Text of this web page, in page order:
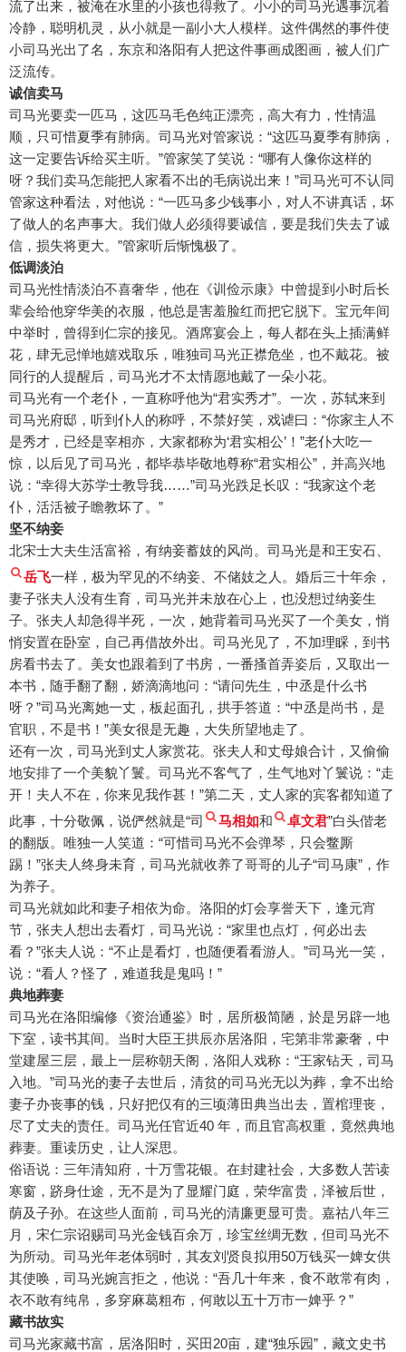
流了出来，被淹在水里的小孩也得救了。小小的司马光遇事沉着
冷静，聪明机灵，从小就是一副小大人模样。这件偶然的事件使
小司马光出了名，东京和洛阳有人把这件事画成图画，被人们广
泛流传。
诚信卖马
司马光要卖一匹马，这匹马毛色纯正漂亮，高大有力，性情温
顺，只可惜夏季有肺病。司马光对管家说：“这匹马夏季有肺病，
这一定要告诉给买主听。”管家笑了笑说：“哪有人像你这样的
呀？我们卖马怎能把人家看不出的毛病说出来！”司马光可不认同
管家这种看法，对他说：“一匹马多少钱事小，对人不讲真话，坏
了做人的名声事大。我们做人必须得要诚信，要是我们失去了诚
信，损失将更大。”管家听后惭愧极了。
低调淡泊
司马光性情淡泊不喜奢华，他在《训俭示康》中曾提到小时后长
辈会给他穿华美的衣服，他总是害羞脸红而把它脱下。宝元年间
中举时，曾得到仁宗的接见。酒席宴会上，每人都在头上插满鲜
花，肆无忌惮地嬉戏取乐，唯独司马光正襟危坐，也不戴花。被
同行的人提醒后，司马光才不太情愿地戴了一朵小花。
司马光有一个老仆，一直称呼他为“君实秀才”。一次，苏轼来到
司马光府邸，听到仆人的称呼，不禁好笑，戏谑曰：“你家主人不
是秀才，已经是宰相亦，大家都称为‘君实相公’！”老仆大吃一
惊，以后见了司马光，都毕恭毕敬地尊称“君实相公”，并高兴地
说：“幸得大苏学士教导我……”司马光跌足长叹：“我家这个老
仆，活活被子瞻教坏了。”
坚不纳妾
北宋士大夫生活富裕，有纳妾蓄妓的风尚。司马光是和王安石、
岳飞一样，极为罕见的不纳妾、不储妓之人。婚后三十年余，
妻子张夫人没有生育，司马光并未放在心上，也没想过纳妾生
子。张夫人却急得半死，一次，她背着司马光买了一个美女，悄
悄安置在卧室，自己再借故外出。司马光见了，不加理睬，到书
房看书去了。美女也跟着到了书房，一番搔首弄姿后，又取出一
本书，随手翻了翻，娇滴滴地问：“请问先生，中丞是什么书
呀？”司马光离她一丈，板起面孔，拱手答道：“中丞是尚书，是
官职，不是书！”美女很是无趣，大失所望地走了。
还有一次，司马光到丈人家赏花。张夫人和丈母娘合计，又偷偷
地安排了一个美貌丫鬟。司马光不客气了，生气地对丫鬟说：“走
开！夫人不在，你来见我作甚！”第二天，丈人家的宾客都知道了
此事，十分敬佩，说俨然就是“司
马相如和 卓文君”白头偕老
的翻版。唯独一人笑道：“可惜司马光不会弹琴，只会鳖厮
踢！”张夫人终身未育，司马光就收养了哥哥的儿子“司马康”，作
为养子。
司马光就如此和妻子相依为命。洛阳的灯会享誉天下，逢元宵
节，张夫人想出去看灯，司马光说：“家里也点灯，何必出去
看？”张夫人说：“不止是看灯，也随便看看游人。”司马光一笑，
说：“看人？怪了，难道我是鬼吗！”
典地葬妻
司马光在洛阳编修《资治通鉴》时，居所极简陋，於是另辟一地
下室，读书其间。当时大臣王拱辰亦居洛阳，宅第非常豪奢，中
堂建屋三层，最上一层称朝天阁，洛阳人戏称：“王家钻天，司马
入地。”司马光的妻子去世后，清贫的司马光无以为葬，拿不出给
妻子办丧事的钱，只好把仅有的三顷薄田典当出去，置棺理丧，
尽了丈夫的责任。司马光任官近40 年，而且官高权重，竟然典地
葬妻。重读历史，让人深思。
俗语说：三年清知府，十万雪花银。在封建社会，大多数人苦读
寒窗，跻身仕途，无不是为了显耀门庭，荣华富贵，泽被后世，
荫及子孙。在这些人面前，司马光的清廉更显可贵。嘉祜八年三
月，宋仁宗诏赐司马光金钱百余万，珍宝丝绸无数，但司马光不
为所动。司马光年老体弱时，其友刘贤良拟用50万钱买一婢女供
其使唤，司马光婉言拒之，他说：“吾几十年来，食不敢常有肉，
衣不敢有纯帛，多穿麻葛粗布，何敢以五十万市一婢乎？”
藏书故实
司马光家藏书富，居洛阳时，买田20亩，建“独乐园”，藏文史书